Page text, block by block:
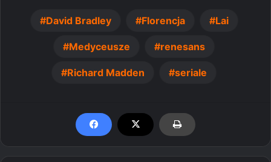
David Bradley Florencja Lai
Medyceusze renesans
Richard Madden seriale